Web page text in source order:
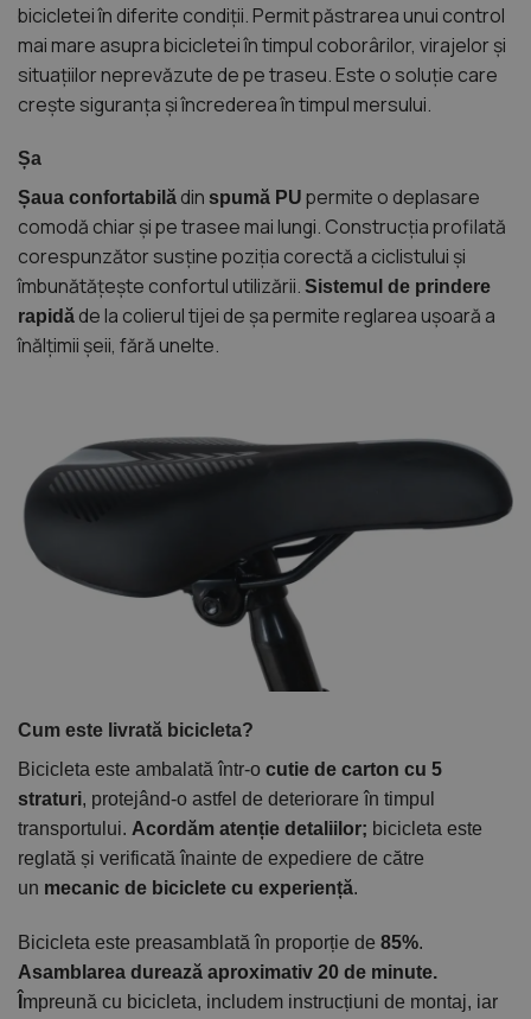
bicicletei în diferite condiții. Permit păstrarea unui control
mai mare asupra bicicletei în timpul coborârilor, virajelor și
situațiilor neprevăzute de pe traseu. Este o soluție care
crește siguranța și încrederea în timpul mersului.
Șa
Șaua confortabilă din spumă PU permite o deplasare
comodă chiar și pe trasee mai lungi. Construcția profilată
corespunzător susține poziția corectă a ciclistului și
îmbunătățește confortul utilizării. Sistemul de prindere
rapidă de la colierul tijei de șa permite reglarea ușoară a
înălțimii șeii, fără unelte.
Cum este livrată bicicleta?
Bicicleta este ambalată într-o cutie de carton cu 5
straturi, protejând-o astfel de deteriorare în timpul
transportului. Acordăm atenție detaliilor; bicicleta este
reglată și verificată înainte de expediere de către
un mecanic de biciclete cu experiență.
Bicicleta este preasamblată în proporție de 85%.
Asamblarea durează aproximativ 20 de minute.
mpreună cu bicicleta, includem instrucțiuni de montaj, iar